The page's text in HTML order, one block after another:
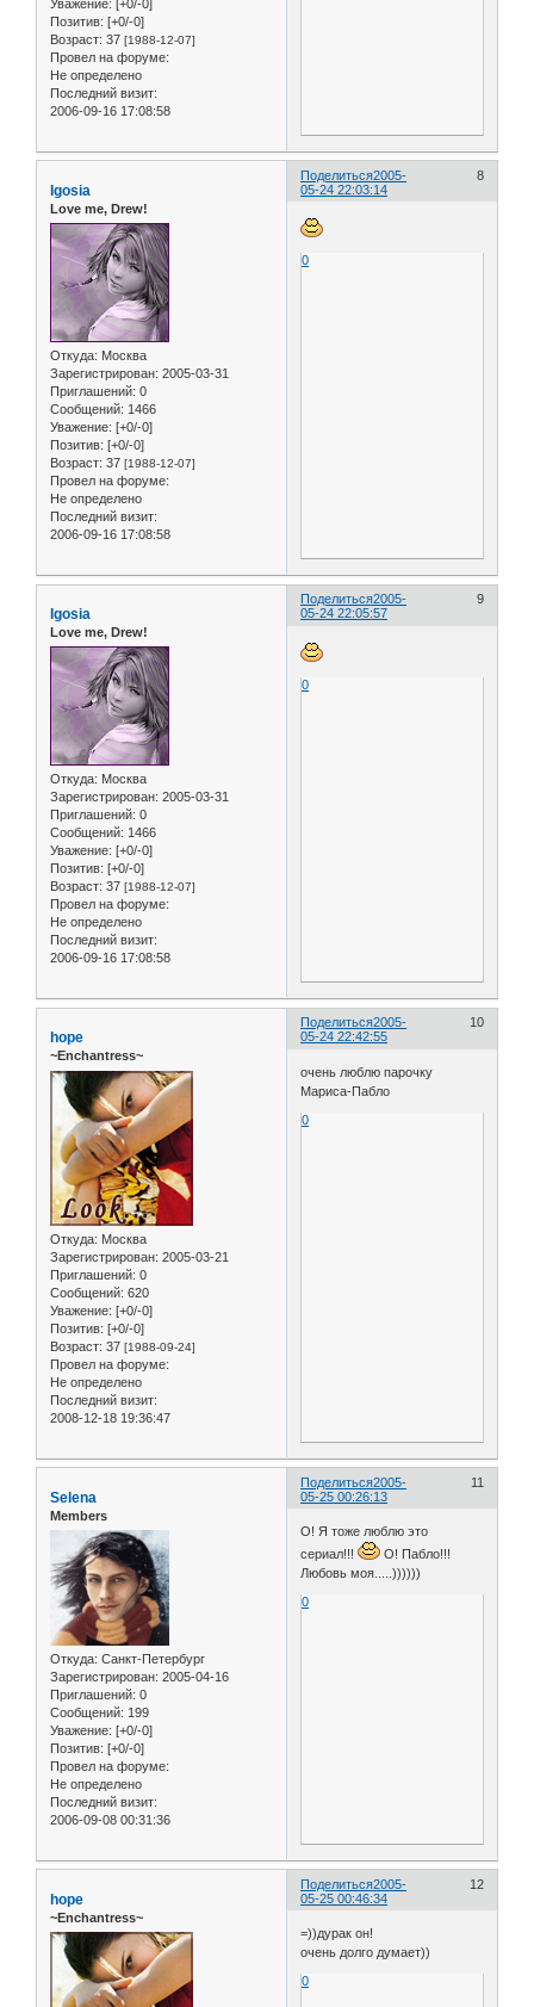
Уважение: [+0/-0]
Позитив: [+0/-0]
Возраст: 37 [1988-12-07]
Провел на форуме:
Не определено
Последний визит:
2006-09-16 17:08:58
Поделиться 8
2005-
05-24 22:03:14
Igosia
Love me, Drew!
Откуда: Москва
Зарегистрирован: 2005-03-31
Приглашений: 0
Сообщений: 1466
Уважение: [+0/-0]
Позитив: [+0/-0]
Возраст: 37 [1988-12-07]
Провел на форуме:
Не определено
Последний визит:
2006-09-16 17:08:58
0
Поделиться 9
2005-
05-24 22:05:57
Igosia
Love me, Drew!
Откуда: Москва
Зарегистрирован: 2005-03-31
Приглашений: 0
Сообщений: 1466
Уважение: [+0/-0]
Позитив: [+0/-0]
Возраст: 37 [1988-12-07]
Провел на форуме:
Не определено
Последний визит:
2006-09-16 17:08:58
0
Поделиться 10
2005-
05-24 22:42:55
hope
~Enchantress~
Откуда: Москва
Зарегистрирован: 2005-03-21
Приглашений: 0
Сообщений: 620
Уважение: [+0/-0]
Позитив: [+0/-0]
Возраст: 37 [1988-09-24]
Провел на форуме:
Не определено
Последний визит:
2008-12-18 19:36:47
очень люблю парочку
Мариса-Пабло
0
Поделиться 11
2005-
05-25 00:26:13
Selena
Members
Откуда: Санкт-Петербург
Зарегистрирован: 2005-04-16
Приглашений: 0
Сообщений: 199
Уважение: [+0/-0]
Позитив: [+0/-0]
Провел на форуме:
Не определено
Последний визит:
2006-09-08 00:31:36
О! Я тоже люблю это
сериал!!!
О! Пабло!!!
Любовь моя.....))))))
0
Поделиться 12
2005-
05-25 00:46:34
hope
~Enchantress~
=))дурак он!
очень долго думает))
0